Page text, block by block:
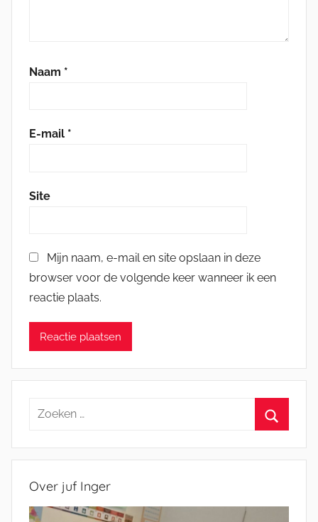
Naam *
E-mail *
Site
Mijn naam, e-mail en site opslaan in deze
browser voor de volgende keer wanneer ik een
reactie plaats.
Zoeken
Over juf Inger